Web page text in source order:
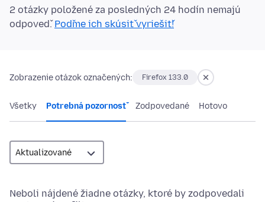
2 otázky položené za posledných 24 hodín nemajú
odpoveď.Poďme ich skúsiť vyriešiť!
Zobrazenie otázok označených: Firefox 133.0
Všetky Potrebná pozornosť Zodpovedané Hotovo
Neboli nájdené žiadne otázky, ktoré by zodpovedali